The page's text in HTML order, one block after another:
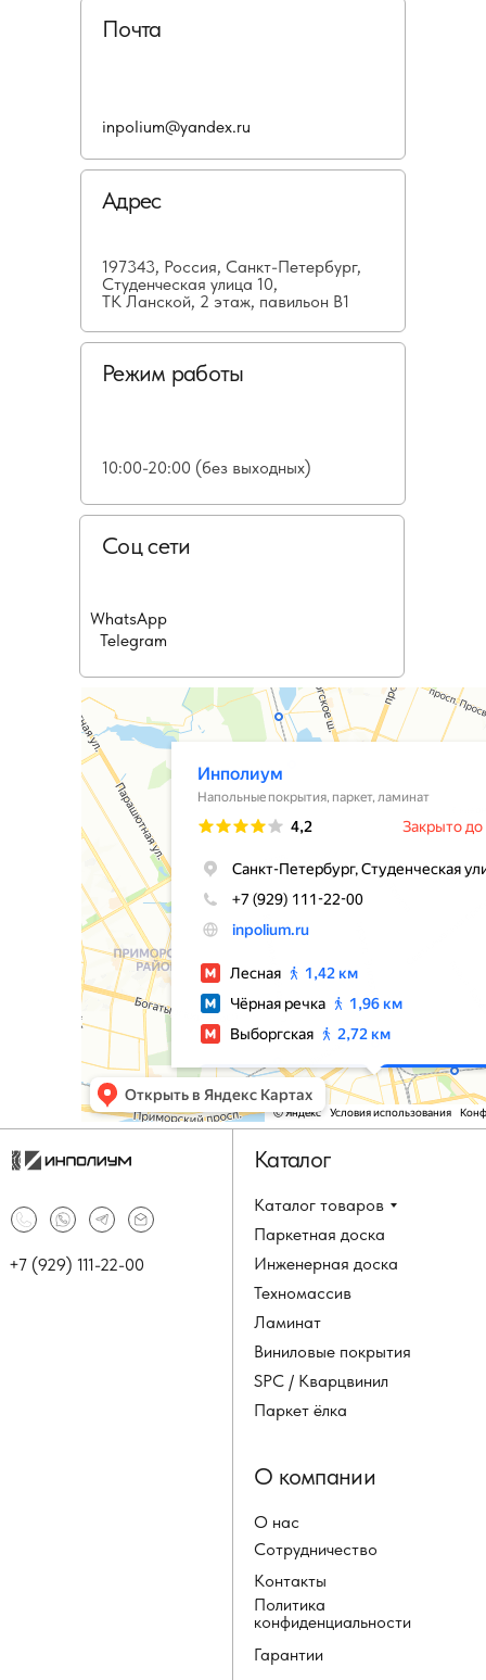
Почта
Адрес
197343, Россия, Санкт-Петербург,
Студенческая улица 10,
ТК Ланской, 2 этаж, павильон В1
Режим работы
10:00-20:00 (без выходных)
Соц сети
inpolium@yandex.ru
WhatsApp
Telegram
Каталог товаров
Паркетная доска
Инженерная доска
Техномассив
+7 (929) 111-22-00
Каталог
Ламинат
Виниловые покрытия
SPC / Кварцвинил
Паркет ёлка
О нас
Сотрудничество
Контакты
Политика
конфиденциальности
О компании
Гарантии